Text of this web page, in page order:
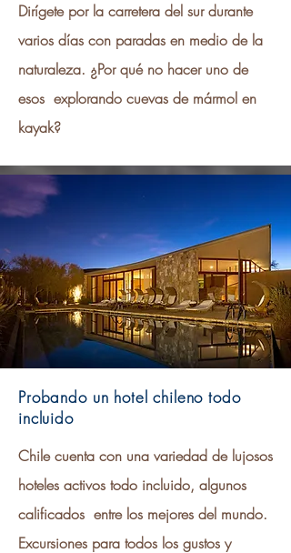
Dirígete por la carretera del sur durante
varios días con paradas en medio de la
naturaleza. ¿Por qué no hacer uno de
esos explorando cuevas de mármol en
kayak?
Probando un hotel chileno todo
incluido
Chile cuenta con una variedad de lujosos
hoteles activos todo incluido, algunos
calificados entre los mejores del mundo.
Excursiones para todos los gustos y